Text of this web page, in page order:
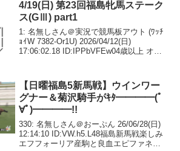
4/19(日) 第23回福島牝馬ステーク
ス(GⅢ) part1
1: 名無しさん＠実況で競馬板アウト (ﾜｯﾁ
ｮｲW 7382-Or1U) 2026/04/12(日)
17:06:02.18 ID:IPPbVFEw04歳以上 オー
【日曜福島5新馬戦】ウインワー
グナー＆菊沢騎手がｷﾀ━━━━(ﾟ
∀ﾟ)━━━━!!
330: 名無しさん＠おーぷん 26/06/28(日)
12:14:10 ID:VW.h5.L48福島新馬戦楽しみ
エフフォーリア産駒と良血エピファネイ